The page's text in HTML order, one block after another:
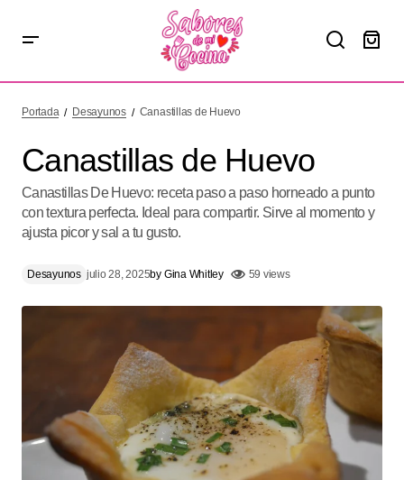
Portada Desayunos Canastillas de Huevo
Canastillas de Huevo
Canastillas De Huevo: receta paso a paso horneado a punto
con textura perfecta. Ideal para compartir. Sirve al momento y
ajusta picor y sal a tu gusto.
Desayunos julio 28, 2025by Gina Whitley 59 views